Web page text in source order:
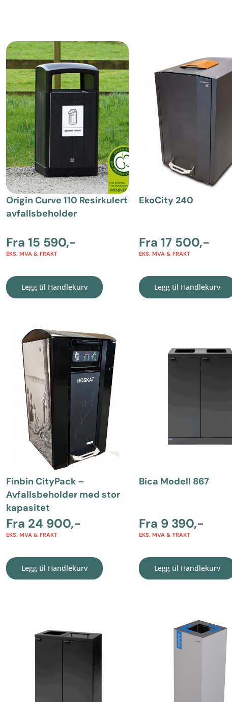
Origin Curve 110 Resirkulert
avfallsbeholder
Fra 15 590,-
EKS. MVA & FRAKT
Legg til Handlekurv
EkoCity 240
Fra 17 500,-
EKS. MVA & FRAKT
Legg til Handlekurv
Finbin CityPack –
Avfallsbeholder med stor
kapasitet
Fra 24 900,-
EKS. MVA & FRAKT
Legg til Handlekurv
Bica Modell 867
Fra 9 390,-
EKS. MVA & FRAKT
Legg til Handlekurv